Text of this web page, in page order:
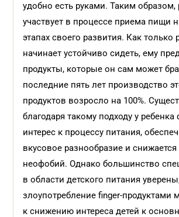
удобно есть руками. Таким образом,
участвует в процессе приема пищи
этапах своего развития. Как только
начинает устойчиво сидеть, ему
продукты, которые он сам может
последние пять лет производство
продуктов возросло на 100%.
благодаря такому подходу у ребенка
интерес к процессу питания,
вкусовое разнообразие и снижается
неофобий. Однако большинство
в области детского питания
злоупотребление finger-продуктами
к снижению интереса детей к